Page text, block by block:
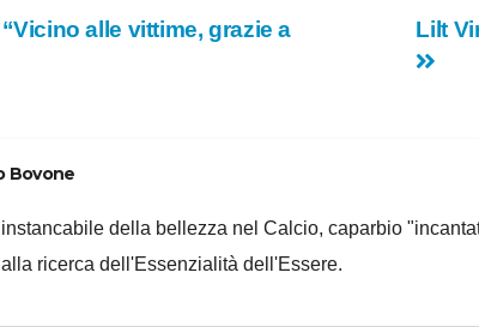
Lilt
alle vittime, grazie a
Bovone
della bellezza nel Calcio, caparbio
ricerca dell'Essenzialità dell'Essere.